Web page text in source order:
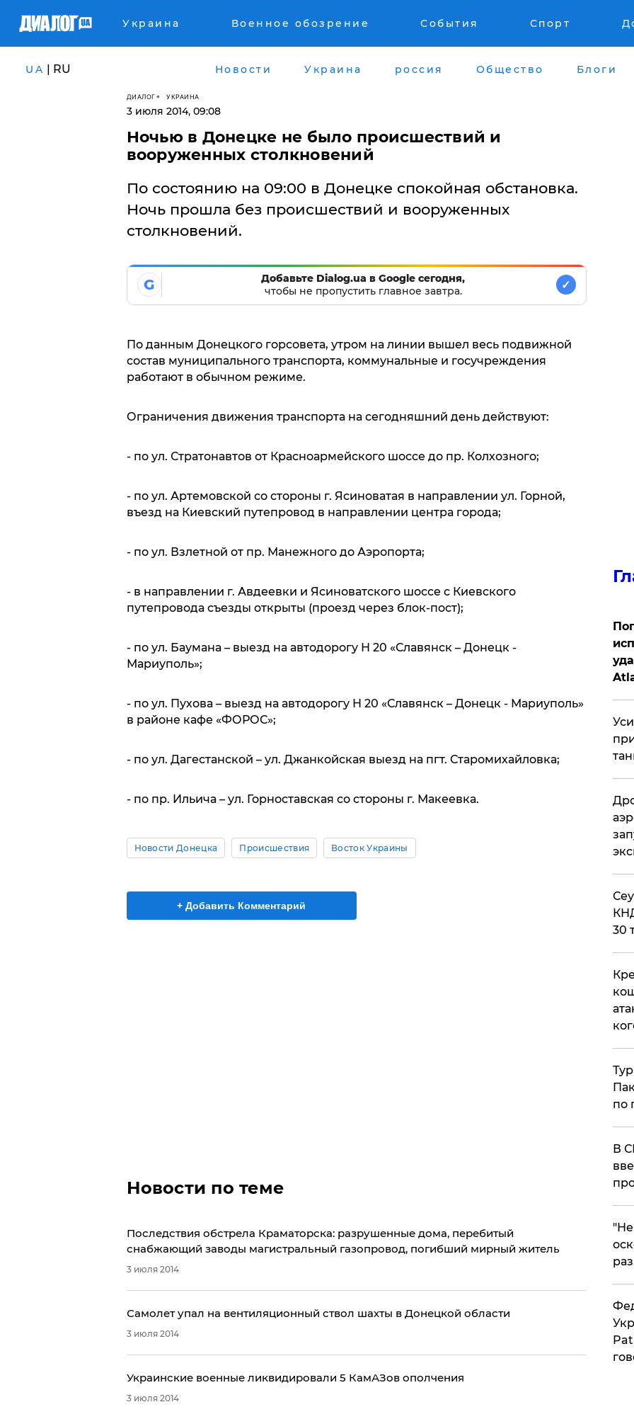
Украина Военное обозрение События Спорт
UA | RU Новости Украина россия Общество Блоги
ДИАЛОГ УКРАИНА
3 июля 2014, 09:08
Ночью в Донецке не было происшествий и
вооруженных столкновений
По состоянию на 09:00 в Донецке спокойная обстановка.
Ночь прошла без происшествий и вооруженных
столкновений.
G
Добавьте Dialog.ua в Google сегодня,
чтобы не пропустить главное завтра.
✓
По данным Донецкого горсовета, утром на линии вышел весь подвижной
состав муниципального транспорта, коммунальные и госучреждения
работают в обычном режиме.
Ограничения движения транспорта на сегодняшний день действуют:
- по ул. Стратонавтов от Красноармейского шоссе до пр. Колхозного;
- по ул. Артемовской со стороны г. Ясиноватая в направлении ул. Горной,
въезд на Киевский путепровод в направлении центра города;
- по ул. Взлетной от пр. Манежного до Аэропорта;
- в направлении г. Авдеевки и Ясиноватского шоссе с Киевского
путепровода съезды открыты (проезд через блок-пост);
- по ул. Баумана – выезд на автодорогу Н 20 «Славянск – Донецк -
Мариуполь»;
- по ул. Пухова – выезд на автодорогу Н 20 «Славянск – Донецк - Мариуполь»
в районе кафе «ФОРОС»;
- по ул. Дагестанской – ул. Джанкойская выезд на пгт. Старомихайловка;
- по пр. Ильича – ул. Горноставская со стороны г. Макеевка.
Новости Донецка Происшествия Восток Украины
+ Добавить Комментарий
Новости по теме
​Последствия обстрела Краматорска: разрушенные дома, перебитый
снабжающий заводы магистральный газопровод, погибший мирный житель
3 июля 2014
​Самолет упал на вентиляционный ствол шахты в Донецкой области
3 июля 2014
​Украинские военные ликвидировали 5 КамАЗов ополчения
3 июля 2014
30
по
В